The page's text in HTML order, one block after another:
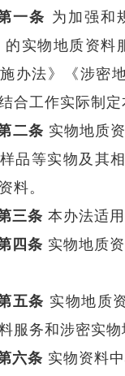
一条 为加强和
的实物地质资料
办法》《涉密
合工作实际制
二条 实物地质
品等实物及其
料。
三条 本办法适
四条 实物地质
五条 实物地质
服务和涉密实
六条 实物资料